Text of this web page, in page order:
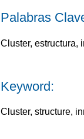
Palabras
Cluster, estructura,
Keyword:
Cluster, structure,